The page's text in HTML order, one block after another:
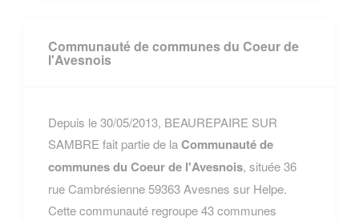
Communauté de communes du Coeur de
l'Avesnois
Depuis le 30/05/2013, BEAUREPAIRE SUR
SAMBRE fait partie de laCommunauté de
communes du Coeur de l'Avesnois, située 36
rue Cambrésienne 59363 Avesnes sur Helpe.
Cette communauté regroupe 43 communes